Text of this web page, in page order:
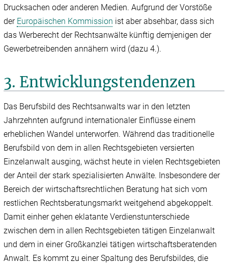
Drucksachen oder anderen Medien. Aufgrund der Vorstöße
der Europäischen Kommission ist aber absehbar, dass sich
das Werberecht der Rechtsanwälte künftig demjenigen der
Gewerbetreibenden annähern wird (dazu 4.).
3. Entwicklungstendenzen
Das Berufsbild des Rechtsanwalts war in den letzten
Jahrzehnten aufgrund internationaler Einflüsse einem
erheblichen Wandel unterworfen. Während das traditionelle
Berufsbild von dem in allen Rechtsgebieten versierten
Einzelanwalt ausging, wächst heute in vielen Rechtsgebieten
der Anteil der stark spezialisierten Anwälte. Insbesondere der
Bereich der wirtschaftsrechtlichen Beratung hat sich vom
restlichen Rechtsberatungsmarkt weitgehend abgekoppelt.
Damit einher gehen eklatante Verdienstunterschiede
zwischen dem in allen Rechtsgebieten tätigen Einzelanwalt
und dem in einer Großkanzlei tätigen wirtschaftsberatenden
Anwalt. Es kommt zu einer Spaltung des Berufsbildes, die